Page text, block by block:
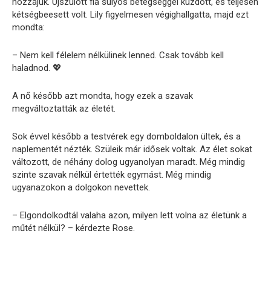
kétségbeesett volt. Lily figyelmesen végighallgatta, majd ezt
mondta:
– Nem kell félelem nélkülinek lenned. Csak tovább kell
haladnod. 💖
A nő később azt mondta, hogy ezek a szavak
megváltoztatták az életét.
Sok évvel később a testvérek egy domboldalon ültek, és a
naplementét nézték. Szüleik már idősek voltak. Az élet sokat
változott, de néhány dolog ugyanolyan maradt. Még mindig
szinte szavak nélkül értették egymást. Még mindig
ugyanazokon a dolgokon nevettek.
– Elgondolkodtál valaha azon, milyen lett volna az életünk a
műtét nélkül? – kérdezte Rose.